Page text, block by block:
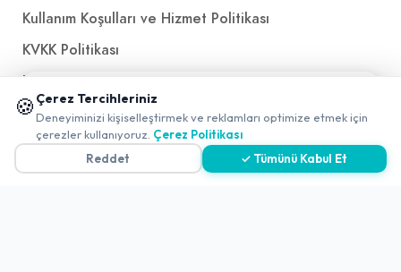
Kullanım Koşulları ve Hizmet Politikası
KVKK Politikası
Kişisel Verileri Aydınlatma Metni
Referanslarımız
İletişim
🍪 Çerez Tercihleriniz
Deneyiminizi kişiselleştirmek ve reklamları optimize etmek için
çerezler kullanıyoruz. Çerez Politikası
Reddet
✓ Tümünü Kabul Et
📱 Mobil uygulamamızı keşfedin!
✖